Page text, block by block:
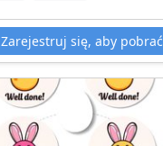
Zarejestruj się, aby pobrać